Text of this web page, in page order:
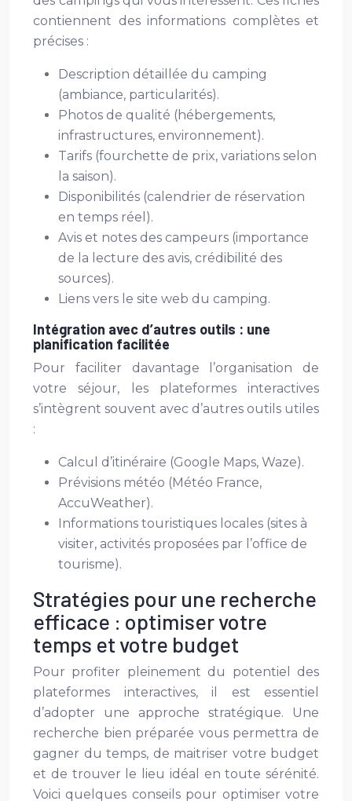
contiennent des informations complètes et
précises :
Description détaillée du camping
(ambiance, particularités).
Photos de qualité (hébergements,
infrastructures, environnement).
Tarifs (fourchette de prix, variations selon
la saison).
Disponibilités (calendrier de réservation
en temps réel).
Avis et notes des campeurs (importance
de la lecture des avis, crédibilité des
sources).
Liens vers le site web du camping.
Intégration avec d’autres outils : une
planification facilitée
Pour faciliter davantage l’organisation de
votre séjour, les plateformes interactives
s’intègrent souvent avec d’autres outils utiles
:
Calcul d’itinéraire (Google Maps, Waze).
Prévisions météo (Météo France,
AccuWeather).
Informations touristiques locales (sites à
visiter, activités proposées par l’office de
tourisme).
Stratégies pour une recherche
efficace : optimiser votre
temps et votre budget
Pour profiter pleinement du potentiel des
plateformes interactives, il est essentiel
d’adopter une approche stratégique. Une
recherche bien préparée vous permettra de
gagner du temps, de maitriser votre budget
et de trouver le lieu idéal en toute sérénité.
Voici quelques conseils pour optimiser votre